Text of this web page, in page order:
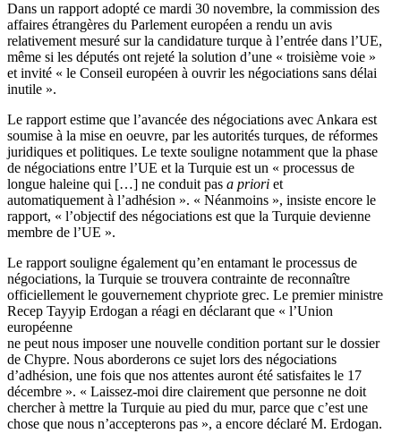
Dans un rapport adopté ce mardi 30 novembre, la commission des
affaires étrangères du Parlement européen a rendu un avis
relativement mesuré sur la candidature turque à l’entrée dans l’UE,
même si les députés ont rejeté la solution d’une « troisième voie »
et invité « le Conseil européen à ouvrir les négociations sans délai
inutile ».
Le rapport estime que l’avancée des négociations avec Ankara est
soumise à la mise en oeuvre, par les autorités turques, de réformes
juridiques et politiques. Le texte souligne notamment que la phase
de négociations entre l’UE et la Turquie est un « processus de
longue haleine qui […] ne conduit pas a priori et
automatiquement à l’adhésion ». « Néanmoins », insiste encore le
rapport, « l’objectif des négociations est que la Turquie devienne
membre de l’UE ».
Le rapport souligne également qu’en entamant le processus de
négociations, la Turquie se trouvera contrainte de reconnaître
officiellement le gouvernement chypriote grec. Le premier ministre
Recep Tayyip Erdogan a réagi en déclarant que « l’Union
européenne
ne peut nous imposer une nouvelle condition portant sur le dossier
de Chypre. Nous aborderons ce sujet lors des négociations
d’adhésion, une fois que nos attentes auront été satisfaites le 17
décembre ». « Laissez-moi dire clairement que personne ne doit
chercher à mettre la Turquie au pied du mur, parce que c’est une
chose que nous n’accepterons pas », a encore déclaré M. Erdogan.